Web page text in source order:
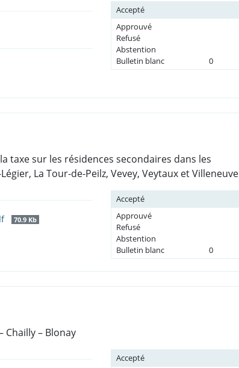
Accepté
Approuvé
Refusé
Abstention
Bulletin blanc
0
taxe sur les résidences secondaires dans les
La Tour-de-Peilz, Vevey, Veytaux et Villeneuve
70.9 Kb
Accepté
Approuvé
Refusé
Abstention
Bulletin blanc
0
Chailly – Blonay
Accepté